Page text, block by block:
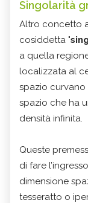
Singolarità
Altro concetto
cosiddetta "
a quella
localizzata al
spazio
spazio che ha
densità infinita.
Queste
di fare
dimensione
tesseratto o